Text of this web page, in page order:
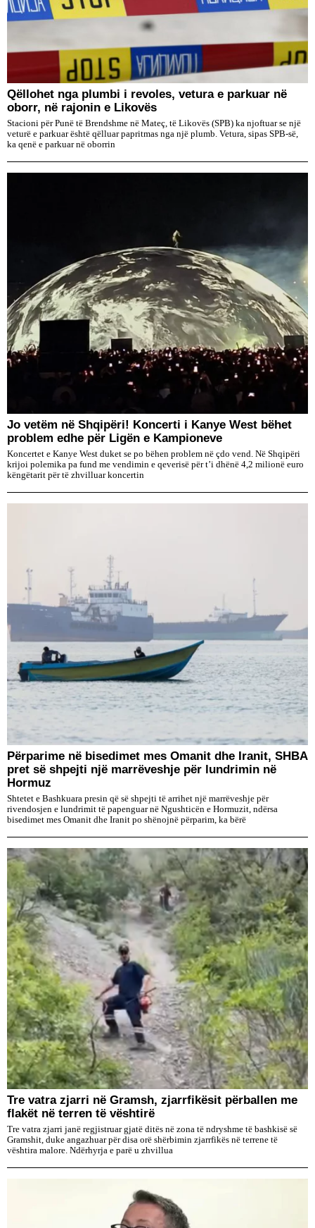
Qëllohet nga plumbi i revoles, vetura e parkuar në
oborr, në rajonin e Likovës
Stacioni për Punë të Brendshme në Mateç, të Likovës (SPB) ka njoftuar se një
veturë e parkuar është qëlluar papritmas nga një plumb. Vetura, sipas SPB-së,
ka qenë e parkuar në oborrin
Jo vetëm në Shqipëri! Koncerti i Kanye West bëhet
problem edhe për Ligën e Kampioneve
Koncertet e Kanye West duket se po bëhen problem në çdo vend. Në Shqipëri
krijoi polemika pa fund me vendimin e qeverisë për t’i dhënë 4,2 milionë euro
këngëtarit për të zhvilluar koncertin
Përparime në bisedimet mes Omanit dhe Iranit, SHBA
pret së shpejti një marrëveshje për lundrimin në
Hormuz
Shtetet e Bashkuara presin që së shpejti të arrihet një marrëveshje për
rivendosjen e lundrimit të papenguar në Ngushticën e Hormuzit, ndërsa
bisedimet mes Omanit dhe Iranit po shënojnë përparim, ka bërë
Tre vatra zjarri në Gramsh, zjarrfikësit përballen me
flakët në terren të vështirë
Tre vatra zjarri janë regjistruar gjatë ditës në zona të ndryshme të bashkisë së
Gramshit, duke angazhuar për disa orë shërbimin zjarrfikës në terrene të
vështira malore. Ndërhyrja e parë u zhvillua